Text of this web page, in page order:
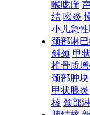
喉咙痒
结 喉炎
小儿急
颈部淋
斜颈 甲
椎骨质增
颈部肿块
甲状腺炎
核 颈部